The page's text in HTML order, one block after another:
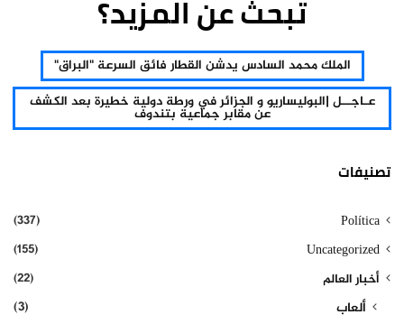
تبحث عن المزيد؟
الملك محمد السادس يدشن القطار فائق السرعة "البراق"
عـاجــل |البوليساريو و الجزائر في ورطة دولية خطيرة بعد الكشف
عن مقابر جماعية بتندوف
تصنيفات
Política
(337)
Uncategorized
(155)
أخبار العالم
(22)
ألعاب
(3)